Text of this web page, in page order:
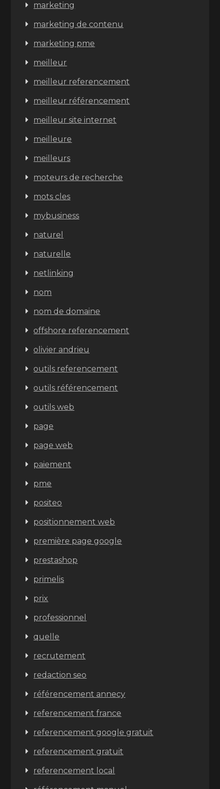
marketing
marketing de contenu
marketing pme
meilleur
meilleur referencement
meilleur référencement
meilleur site internet
meilleure
meilleurs
moteurs de recherche
mots cles
mybusiness
naturel
naturelle
netlinking
nom
nom de domaine
offshore referencement
olivier andrieu
outils referencement
outils référencement
outils web
page
page web
paiement
pme
positeo
positionnement web
première page google
prestashop
primelis
prix
professionnel
quelle
recrutement
redaction seo
référencement annecy
referencement france
referencement google gratuit
referencement gratuit
referencement local